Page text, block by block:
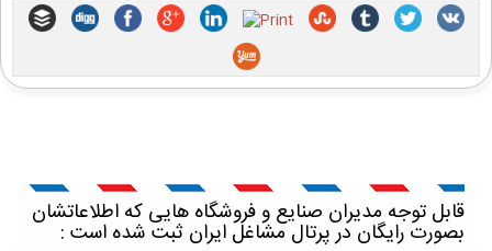
قابل توجه مدیران صنایع و فروشگاه هایی که اطلاعاتشان
بصورت رایگان در پرتال مشاغل ایران ثبت شده است :